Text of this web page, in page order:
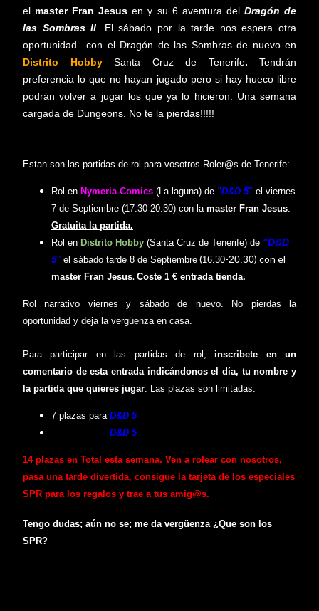
el master Fran Jesus en y su 6 aventura del Dragón de
las Sombras II . El sábado por la tarde nos espera otra
oportunidad con el Dragón de las Sombras de nuevo en
Distrito Hobby
Santa Cruz de Tenerife. Tendrán
preferencia lo que no hayan jugado pero si hay hueco libre
podrán volver a jugar los que ya lo hicieron. Una semana
cargada de Dungeons. No te la pierdas!!!!!
Estan son las partidas de rol para vosotros Roler@s de Tenerife:
Rol en Nymeria Comics (La laguna) de "D&D 5" el viernes
7 de Septiembre (17.30-20.30) con la master Fran Jesus
Gratuita la partida.
Rol en Distrito Hobby (Santa Cruz de Tenerife) de "D&D
5" el sábado tarde 8 de Septiembre (16.30-20.30) con el
master Fran Jesus. Coste 1 € entrada tienda.
Rol narrativo viernes y sábado de nuevo. No pierdas la
oportunidad y deja la vergüenza en casa.
Para participar en las partidas de rol,inscribete en un
comentario de esta entrada indicándonos el día, tu nombre y
la partida que quieres jugar . Las plazas son limitadas:
7 plazas para D&D 5
D&D 5
14 plazas en Total esta semana. Ven a rolear con nosotros,
pasa una tarde divertida, consigue la tarjeta de los especiales
SPR para los regalos y trae a tus amig@s.
Tengo dudas; aún no se; me da vergüenza ¿Que son los
SPR?